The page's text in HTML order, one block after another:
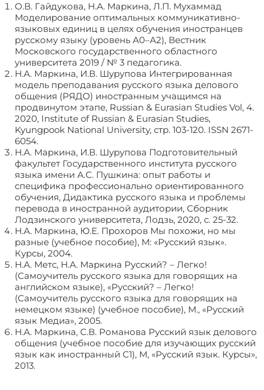
О.В. Гайдукова, Н.А. Маркина, Л.П. Мухаммад
Моделирование оптимальных коммуникативно-
языковых единиц в целях обучения иностранцев
русскому языку (уровень А0–А2), Вестник
Московского государственного областного
университета 2019 / № 3 педагогика.
Н.А. Маркина, И.В. Шурупова Интегрированная
модель преподавания русского языка делового
общения (РЯДО) иностранным учащимся на
продвинутом этапе, Russian & Eurasian Studies Vol, 4.
2020, Institute of Russian & Eurasian Studies,
Kyungpook National University, стр. 103-120. ISSN 2671-
6054.
Н.А. Маркина, И.В. Шурупова Подготовительный
факультет Государственного института русского
языка имени А.С. Пушкина: опыт работы и
специфика профессионально ориентированного
обучения, Дидактика русского языка и проблемы
перевода в иностранной аудитории, Сборник
Лодзинского университета, Лодзь, 2020, с. 25-32.
Н.А. Маркина, Ю.Е. Прохоров Мы похожи, но мы
разные (учебное пособие), М: «Русский язык».
Курсы, 2004.
Н.А. Метс, Н.А. Маркина Русский? – Легко!
(Самоучитель русского языка для говорящих на
английском языке), «Русский? – Легко!
(Самоучитель русского языка для говорящих на
немецком языке) (учебное пособие), М., «Русский
язык Медиа», 2005.
Н.А. Маркина, С.В. Романова Русский язык делового
общения (учебное пособие для изучающих русский
язык как иностранный С1), М, «Русский язык. Курсы»,
2013.